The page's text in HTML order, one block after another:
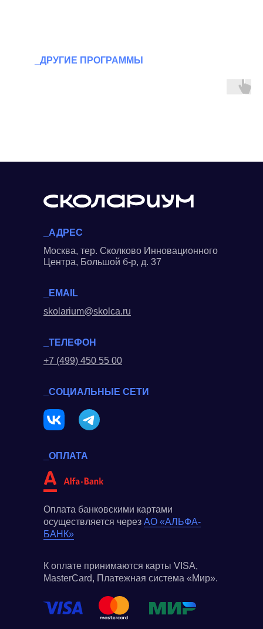
_ДРУГИЕ ПРОГРАММЫ
_АДРЕС
Москва, тер. Сколково Инновационного
Центра, Большой б-р, д. 37
_EMAIL
skolarium@skolca.ru
_ТЕЛЕФОН
+7 (499) 450 55 00
Оплата банковскими картами
осуществляется через АО «АЛЬФА-
БАНК»
К оплате принимаются карты VISA,
MasterCard, Платежная система «Мир».
_ОПЛАТА
_СОЦИАЛЬНЫЕ СЕТИ